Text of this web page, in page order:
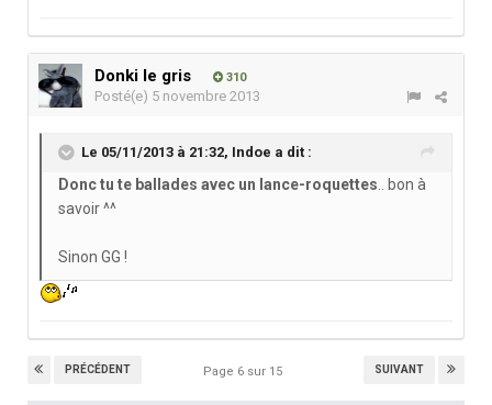
Donki le gris 310
Posté(e) 5 novembre 2013
Le 05/11/2013 à 21:32, Indoe a dit :
Donc tu te ballades avec un lance-roquettes.. bon à
savoir ^^
Sinon GG !
PRÉCÉDENT SUIVANT
Page 6 sur 15